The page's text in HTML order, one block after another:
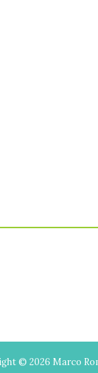
© 2026 Marco